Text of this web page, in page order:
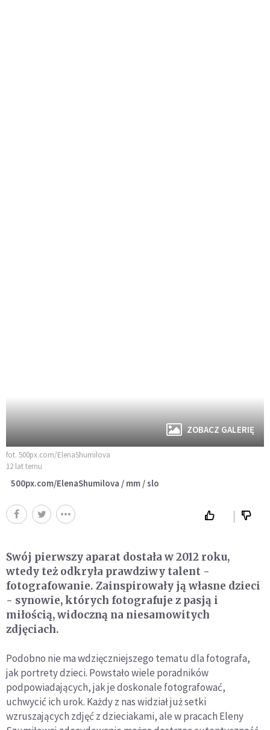
ZOBACZ GALERIĘ
fot. 500px.com/ElenaShumilova
12 lat temu
500px.com/ElenaShumilova / mm / slo
Swój pierwszy aparat dostała w 2012 roku,
wtedy też odkryła prawdziwy talent -
fotografowanie. Zainspirowały ją własne dzieci
- synowie, których fotografuje z pasją i
miłością, widoczną na niesamowitych
zdjęciach.
Podobno nie ma wdzięczniejszego tematu dla fotografa,
jak portrety dzieci. Powstało wiele poradników
podpowiadających, jak je doskonale fotografować,
uchwycić ich urok. Każdy z nas widział już setki
wzruszających zdjęć z dzieciakami, ale w pracach Eleny